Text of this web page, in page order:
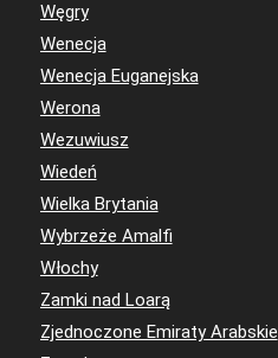
Węgry
Wenecja
Wenecja Euganejska
Werona
Wezuwiusz
Wiedeń
Wielka Brytania
Wybrzeże Amalfi
Włochy
Zamki nad Loarą
Zjednoczone Emiraty Arabskie